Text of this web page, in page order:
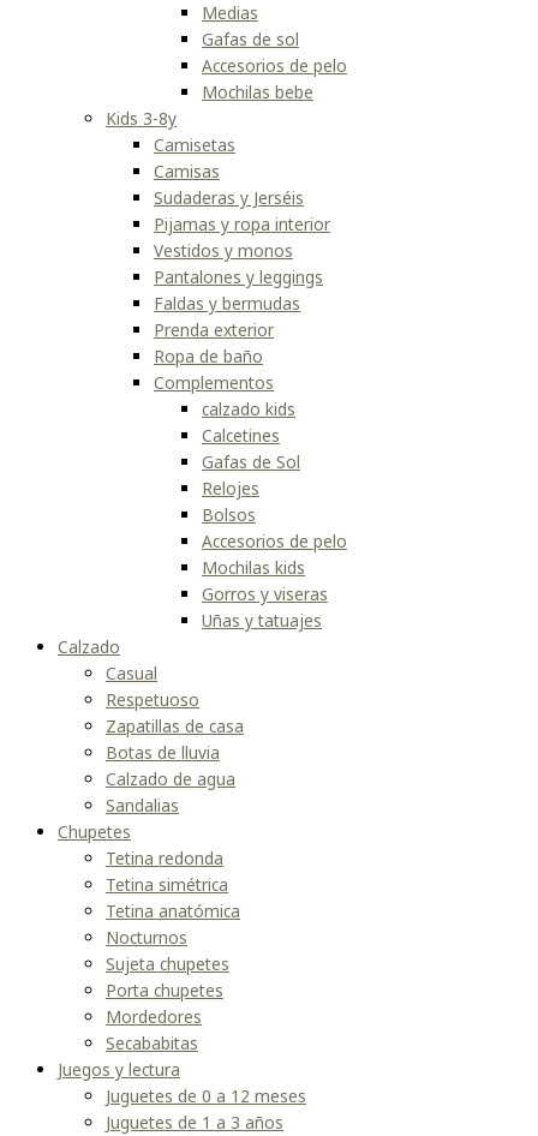
Medias
Gafas de sol
Accesorios de pelo
Mochilas bebe
Kids 3-8y
Camisetas
Camisas
Sudaderas y Jerséis
Pijamas y ropa interior
Vestidos y monos
Pantalones y leggings
Faldas y bermudas
Prenda exterior
Ropa de baño
Complementos
calzado kids
Calcetines
Gafas de Sol
Relojes
Bolsos
Accesorios de pelo
Mochilas kids
Gorros y viseras
Uñas y tatuajes
Calzado
Casual
Respetuoso
Zapatillas de casa
Botas de lluvia
Calzado de agua
Sandalias
Chupetes
Tetina redonda
Tetina simétrica
Tetina anatómica
Nocturnos
Sujeta chupetes
Porta chupetes
Mordedores
Secababitas
Juegos y lectura
Juguetes de 0 a 12 meses
Juguetes de 1 a 3 años